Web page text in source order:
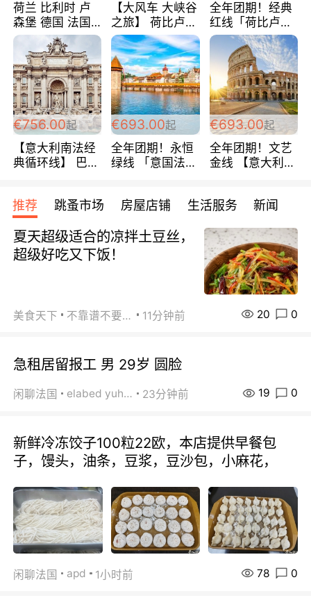
荷兰 比利时 卢
森堡 德国 法国
超爽玩遍西欧 循
环线 全程四星宾
馆 108欧/人/天
【大风车 大峡谷
之旅】 荷比卢德
法 巴黎上下 经
典五国四日游
488欧/人
全年团期！经典
红线「荷比卢德
法」七天循环 五
国 仅售99欧/人/
天！巴黎上下！
包拼房~
€756.00起
【意大利南法经
典循环线】 巴黎
宾馆 108欧/天起
全程756欧/位
€693.00起
全年团期！永恒
绿线 「意国法
欧/天起 ~包拼房
€693.00起
全年团期！文艺
金线 【意大利一
每周铁发！
推荐 跳蚤市场 房屋店铺 生活服务 新闻
夏天超级适合的凉拌土豆丝，
超级好吃又下饭！
美食天下 不靠谱不要联系 11分钟前 20 0
急租居留报工 男 29岁 圆脸
闲聊法国 elabed yuhua 23分钟前 19 0
新鲜冷冻饺子100粒22欧，本店提供早餐包
子，馒头，油条，豆浆，豆沙包，小麻花，
闲聊法国 apd 1小时前 78 0